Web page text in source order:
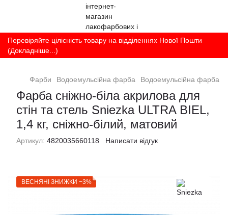
Перевіряйте цілісність товару на відділеннях Нової Пошти
(Докладніше...)
Фарби Водоемульсійна фарба Водоемульсійна фарба
Фарба сніжно-біла акрилова для
стін та стель Sniezka ULTRA BIEL,
1,4 кг, сніжно-білий, матовий
Артикул: 4820035660118 Написати відгук
ВЕСНЯНІ ЗНИЖКИ −3%